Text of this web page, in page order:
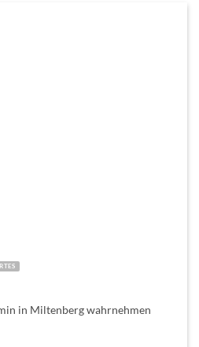
in Miltenberg wahrnehmen